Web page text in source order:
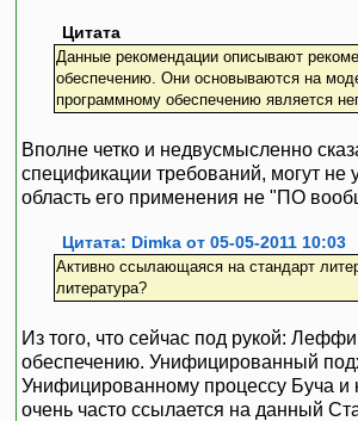
Цитата
Данные рекомендации описывают
обеспечению. Они основываются на
программному обеспечению является
Вполне четко и недвусмысленно
спецификации требований, могут не
область его применения не "ПО
Цитата: Dimka от 05-05-2011 10:03
Активно ссылающаяся на стандарт
литература?
Из того, что сейчас под рукой:
обеспечению. Унифицированный
Унифицированному процессу Буча и
очень часто ссылается на данный